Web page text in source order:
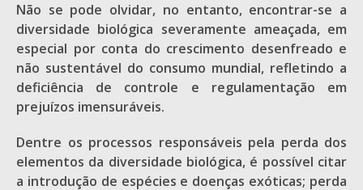
Não se pode olvidar, no entanto, encontrar-se a
diversidade biológica severamente ameaçada, em
especial por conta do crescimento desenfreado e
não sustentável do consumo mundial, refletindo a
deficiência de controle e regulamentação em
prejuízos imensuráveis.
Dentre os processos responsáveis pela perda dos
elementos da diversidade biológica, é possível citar
a introdução de espécies e doenças exóticas; perda